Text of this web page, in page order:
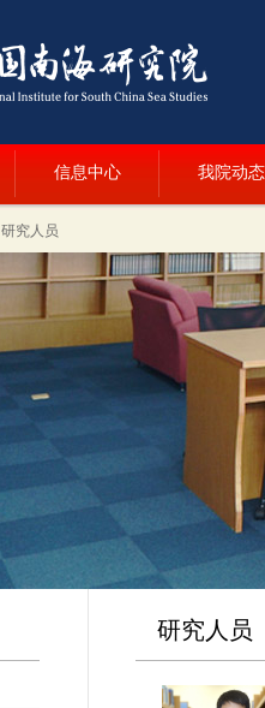
信息中心 我院动态
研究人员
研究人员